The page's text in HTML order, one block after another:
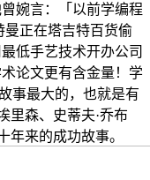
婉言：「以前学编程
曼正在塔吉特百货偷
低手艺技术开办公司
论文更有含金量！学
事最大的，也就是有
里森、史蒂夫·乔布
年来的成功故事。